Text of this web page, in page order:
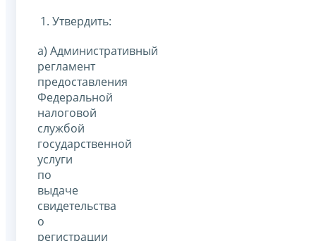
1. Утвердить:
а) Административный
регламент
предоставления
Федеральной
налоговой
службой
государственной
услуги
по
выдаче
свидетельства
о
регистрации